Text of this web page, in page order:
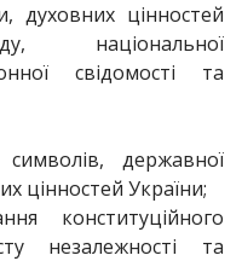
цінностей
національної
свідомості та
державної
цінностей України;
конституційного
незалежності та